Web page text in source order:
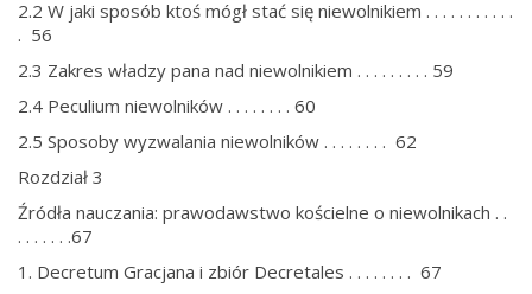
2.2 W jaki sposób ktoś mógł stać się niewolnikiem . . . . . . . . . . .
. 56
2.3 Zakres władzy pana nad niewolnikiem . . . . . . . . . 59
2.4 Peculium niewolników . . . . . . . . 60
2.5 Sposoby wyzwalania niewolników . . . . . . . . 62
Rozdział 3
Źródła nauczania: prawodawstwo kościelne o niewolnikach . .
. . . . . . .67
1. Decretum Gracjana i zbiór Decretales . . . . . . . . 67